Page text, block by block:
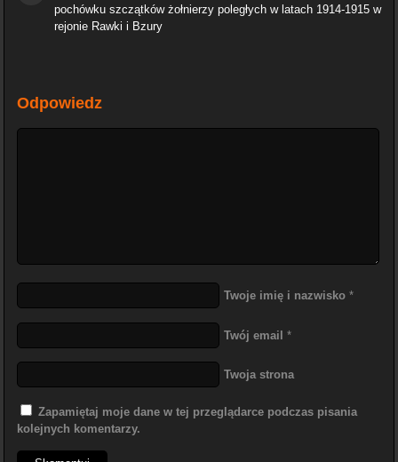
pochówku szczątków żołnierzy poległych w latach 1914-1915 w
rejonie Rawki i Bzury
Odpowiedz
Twoje imię i nazwisko *
Twój email *
Twoja strona
Zapamiętaj moje dane w tej przeglądarce podczas pisania
kolejnych komentarzy.